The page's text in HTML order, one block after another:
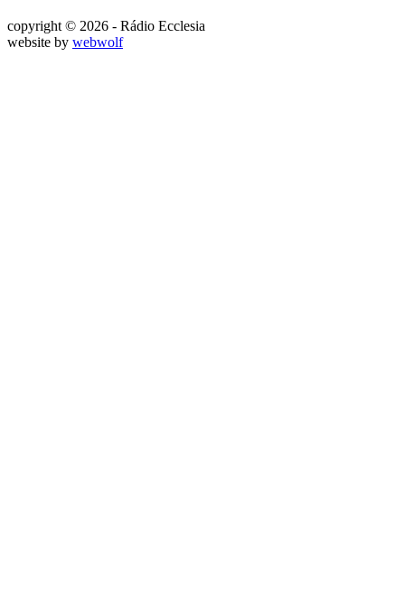
copyright © 2026 - Rádio Ecclesia
website by webwolf